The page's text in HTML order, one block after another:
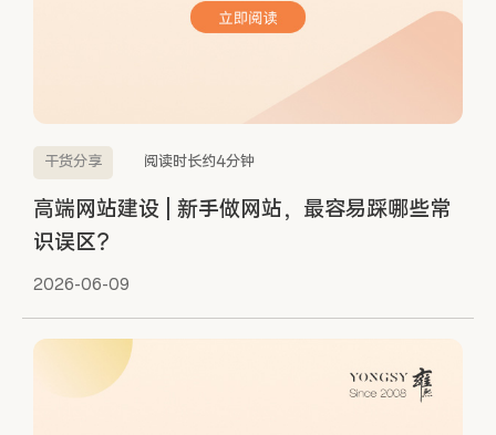
干货分享 阅读时长约4分钟
高端网站建设 | 新手做网站，最容易踩哪些常
识误区？
2026-06-09